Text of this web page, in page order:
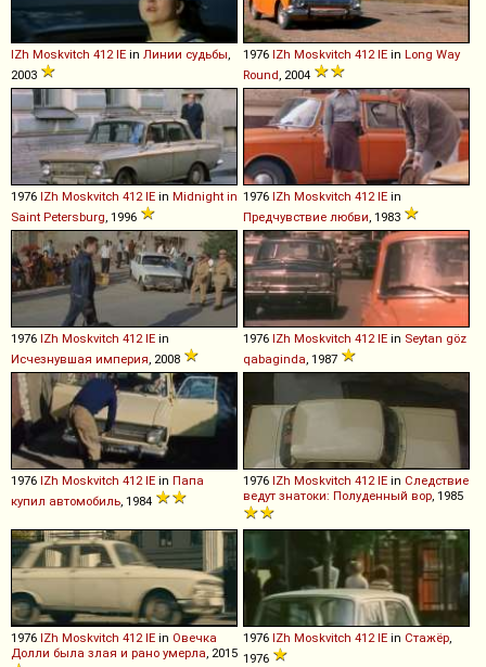
IZh Moskvitch 412 IE in Линии судьбы
2003
1976 IZh Moskvitch 412 IE in Long Way
Round , 2004
1976 IZh Moskvitch 412 IE in Midnight in
Saint Petersburg , 1996
1976 IZh Moskvitch 412 IE in
Предчувствие любви , 1983
1976 IZh Moskvitch 412 IE in
Исчезнувшая империя , 2008
1976 IZh Moskvitch 412 IE in Seytan göz
qabaginda , 1987
1976 IZh Moskvitch 412 IE in Папа
купил автомобиль , 1984
1976 IZh Moskvitch 412 IE in Следствие
ведут знатоки: Полуденный вор , 1985
1976 IZh Moskvitch 412 IE in Овечка
Долли была злая и рано умерла , 2015
1976 IZh Moskvitch 412 IE in Стажёр
1976